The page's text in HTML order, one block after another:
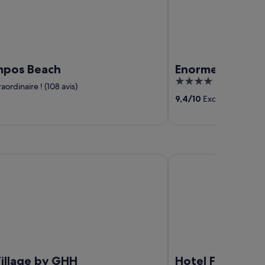
Beach
! (108 avis)
Enorme
4
out
of
9,4/10 Exceptionnel !
by GHH Hotel Flisvos